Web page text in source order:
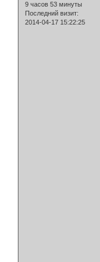
9 часов 53 минуты
Последний визит:
2014-04-17 15:22:25